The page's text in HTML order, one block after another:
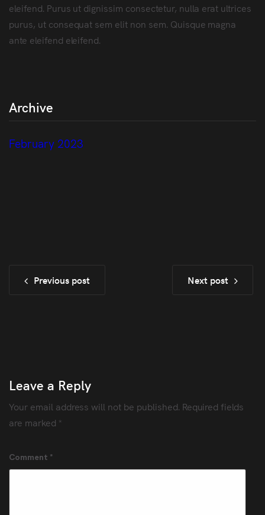
eleifend. Purus ut dignissim consectetur, nulla erat ultrices
purus, ut consequat sem elit non sem. Quisque magna
ante eleifend eleifend.
Archive
February 2023
Previous post Next post
Leave a Reply
Your email address will not be published. Required fields
are marked *
Comment *